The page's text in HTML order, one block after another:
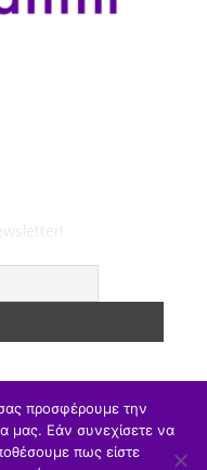
Β/θμια
Γ/θμια
προσφέρουμε την
μας. Εάν συνεχίσετε να
πως είστε